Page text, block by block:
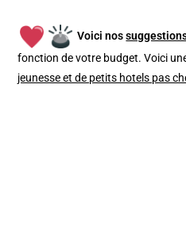
Voici nos
fonction de votre budget. Voici
jeunesse et de petits hotels pas